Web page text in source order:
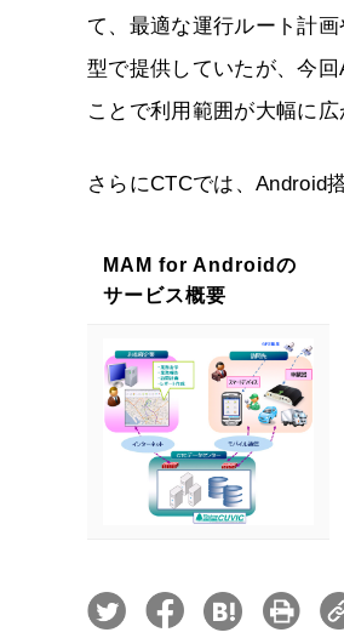
て、最適な運行ルート計
型で提供していたが、今
ことで利用範囲が大幅に
さらにCTCでは、Android
MAM for Androidの
サービス概要